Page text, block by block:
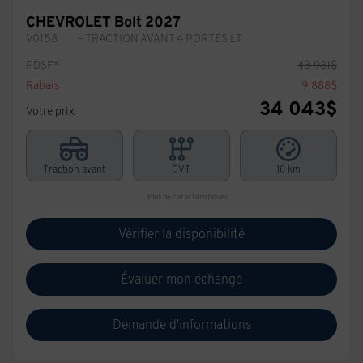
CHEVROLET Bolt 2027
V0158
– TRACTION AVANT 4 PORTES LT
PDSF*
43 931$
Rabais
9 888$
Votre prix
34 043$
Traction avant CVT 10 km
Plus de caractéristiques
Vérifier la disponibilité
Évaluer mon échange
Demande d'informations